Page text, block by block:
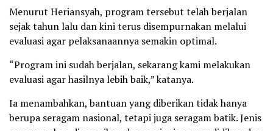
Menurut Heriansyah, program tersebut telah berjalan
sejak tahun lalu dan kini terus disempurnakan melalui
evaluasi agar pelaksanaannya semakin optimal.
“Program ini sudah berjalan, sekarang kami melakukan
evaluasi agar hasilnya lebih baik,” katanya.
Ia menambahkan, bantuan yang diberikan tidak hanya
berupa seragam nasional, tetapi juga seragam batik. Jenis